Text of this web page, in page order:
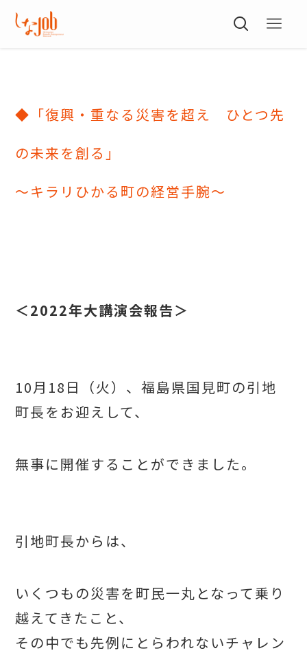
◆「復興・重なる災害を超え ひとつ先
の未来を創る」
～キラリひかる町の経営手腕～
＜2022年大講演会報告＞
10月18日（火）、福島県国見町の引地
町長をお迎えして、
無事に開催することができました。
引地町長からは、
いくつもの災害を町民一丸となって乗り
越えてきたこと、
その中でも先例にとらわれないチャレン